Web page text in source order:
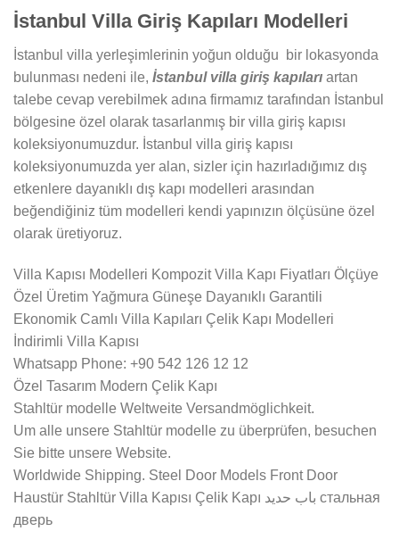
İstanbul Villa Giriş Kapıları Modelleri
İstanbul villa yerleşimlerinin yoğun olduğu bir lokasyonda
bulunması nedeni ile, İstanbul villa giriş kapıları artan
talebe cevap verebilmek adına firmamız tarafından İstanbul
bölgesine özel olarak tasarlanmış bir villa giriş kapısı
koleksiyonumuzdur. İstanbul villa giriş kapısı
koleksiyonumuzda yer alan, sizler için hazırladığımız dış
etkenlere dayanıklı dış kapı modelleri arasından
beğendiğiniz tüm modelleri kendi yapınızın ölçüsüne özel
olarak üretiyoruz.
Villa Kapısı Modelleri Kompozit Villa Kapı Fiyatları Ölçüye
Özel Üretim Yağmura Güneşe Dayanıklı Garantili
Ekonomik Camlı Villa Kapıları Çelik Kapı Modelleri
İndirimli Villa Kapısı
Whatsapp Phone: +90 542 126 12 12
Özel Tasarım Modern Çelik Kapı
Stahltür modelle Weltweite Versandmöglichkeit.
Um alle unsere Stahltür modelle zu überprüfen, besuchen
Sie bitte unsere Website.
Worldwide Shipping. Steel Door Models Front Door
Haustür Stahltür Villa Kapısı Çelik Kapı باب حديد стальная
дверь